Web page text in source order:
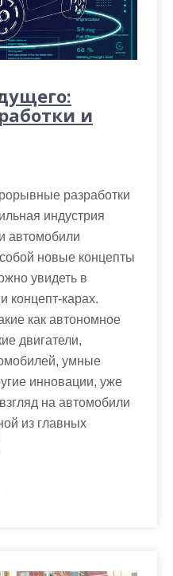
и
разработки
индустрия
автомобили
новые концепты
увидеть в
концепт-карах.
как автономное
двигатели,
умные
инновации, уже
на автомобили
из главных